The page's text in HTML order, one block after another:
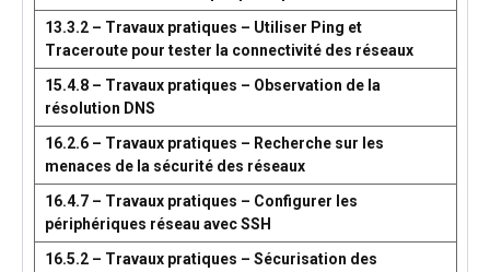
13.3.2 – Travaux pratiques – Utiliser Ping et
Traceroute pour tester la connectivité des réseaux
15.4.8 – Travaux pratiques – Observation de la
résolution DNS
16.2.6 – Travaux pratiques – Recherche sur les
menaces de la sécurité des réseaux
16.4.7 – Travaux pratiques – Configurer les
périphériques réseau avec SSH
16.5.2 – Travaux pratiques – Sécurisation des